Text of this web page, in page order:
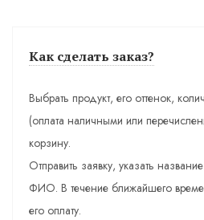
Как сделать заказ?
Выбрать продукт, его оттенок,
(оплата наличными или
корзину.
Отправить заявку, указать
ФИО. В течение ближайшего
его оплату.